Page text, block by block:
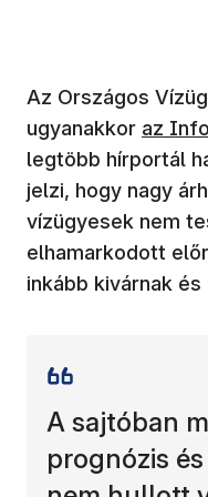
Az Országos
ugyanakkor (új
az
legtöbb hírportál
jelzi, hogy nagy
vízügyesek nem
elhamarkodott
inkább kivárnak
A sajtóban
prognózis